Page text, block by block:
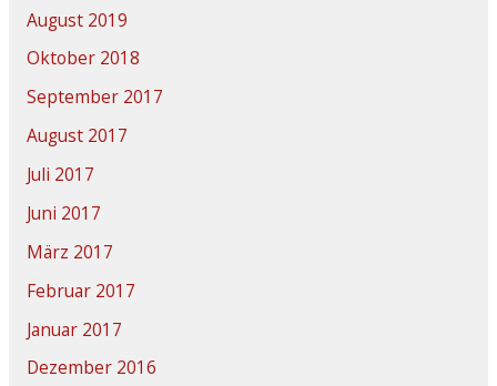
August 2019
Oktober 2018
September 2017
August 2017
Juli 2017
Juni 2017
März 2017
Februar 2017
Januar 2017
Dezember 2016